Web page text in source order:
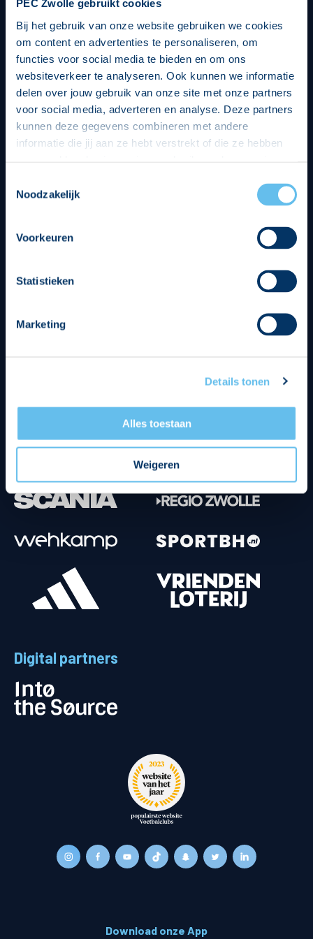
PEC Zwolle gebruikt cookies
Bij het gebruik van onze website gebruiken we cookies
om content en advertenties te personaliseren, om
functies voor social media te bieden en om ons
websiteverkeer te analyseren. Ook kunnen we informatie
delen over jouw gebruik van onze site met onze partners
voor social media, adverteren en analyse. Deze partners
kunnen deze gegevens combineren met andere
informatie die jij aan ze hebt verstrekt of die ze hebben
op een veilige en integere wijze. Je kunt je toestemming
beheren op de privacy- en cookieverklaring pagina.
Noodzakelijk
Voorkeuren
Statistieken
Marketing
Details tonen
Alles toestaan
Weigeren
Digital partners
Download onze App